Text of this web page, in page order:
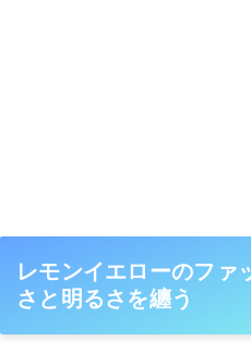
レモンイエローのファ
さと明るさを纏う